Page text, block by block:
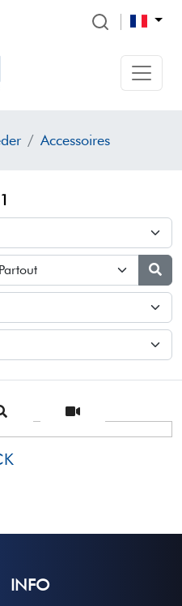
Accessoires
1
INFO